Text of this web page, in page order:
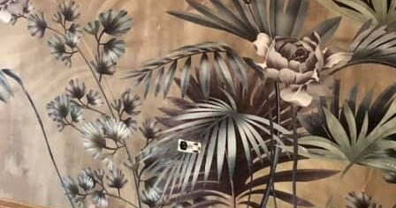
Premium vinüül
.0039 .00€/m²
Peel and Stick
.67 49 .00€/m²